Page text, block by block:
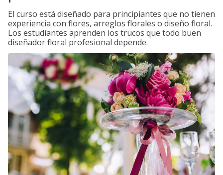
El curso está diseñado para principiantes que no tienen
experiencia con flores, arreglos florales o diseño floral.
Los estudiantes aprenden los trucos que todo buen
diseñador floral profesional depende.